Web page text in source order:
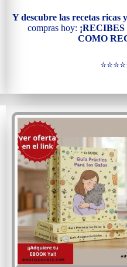
Y descubre las recetas ricas
compras hoy: ¡RECIBES
COMO